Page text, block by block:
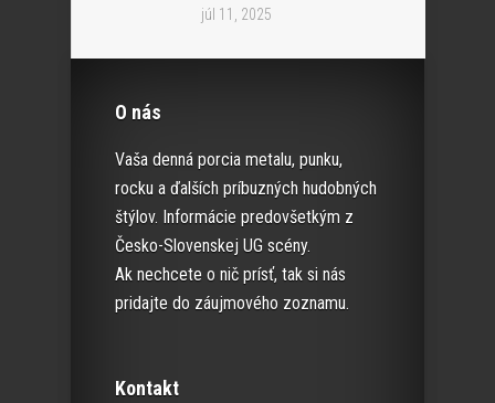
júl 11, 2025
O nás
Vaša denná porcia metalu, punku,
rocku a ďalších príbuzných hudobných
štýlov. Informácie predovšetkým z
Česko-Slovenskej UG scény.
Ak nechcete o nič prísť, tak si nás
pridajte do záujmového zoznamu.
Kontakt